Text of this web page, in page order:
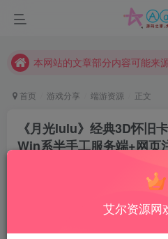
请勿相信任何评论区广告！以
现在赞助会员享受专属折扣，
首页 游戏分享 端游资源 正文
《月光lulu》经典3D怀旧
Win系半手工服务端+网页
艾尔资源网